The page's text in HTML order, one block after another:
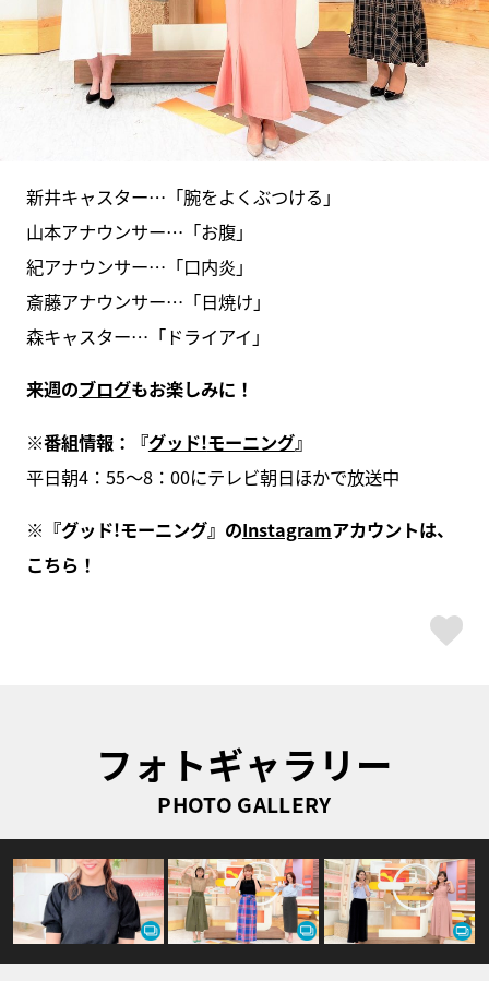
新井キャスター…「腕をよくぶつける」
山本アナウンサー…「お腹」
紀アナウンサー…「口内炎」
斎藤アナウンサー…「日焼け」
森キャスター…「ドライアイ」
来週のブログもお楽しみに！
※番組情報：『グッド!モーニング』
平日朝4：55～8：00にテレビ朝日ほかで放送中
※『グッド!モーニング』のInstagramアカウントは、
こちら！
フォトギャラリー
PHOTO GALLERY